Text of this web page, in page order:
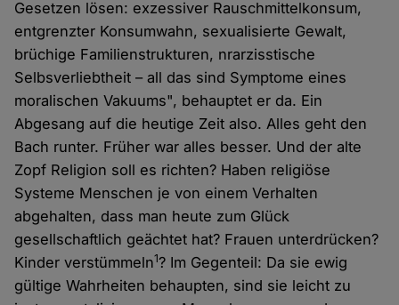
Gesetzen lösen: exzessiver Rauschmittelkonsum,
entgrenzter Konsumwahn, sexualisierte Gewalt,
brüchige Familienstrukturen, nrarzisstische
Selbsverliebtheit – all das sind Symptome eines
moralischen Vakuums", behauptet er da. Ein
Abgesang auf die heutige Zeit also. Alles geht den
Bach runter. Früher war alles besser. Und der alte
Zopf Religion soll es richten? Haben religiöse
Systeme Menschen je von einem Verhalten
abgehalten, dass man heute zum Glück
gesellschaftlich geächtet hat? Frauen unterdrücken?
Kinder verstümmeln1? Im Gegenteil: Da sie ewig
gültige Wahrheiten behaupten, sind sie leicht zu